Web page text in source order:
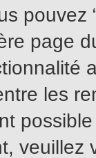
pouvez
page
les
veuillez